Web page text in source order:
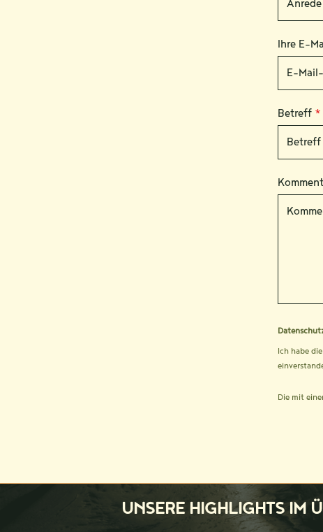
Ihre E-
Betreff *
Ich habe die
Die mit
UNSERE HIGHLIGHTS IM